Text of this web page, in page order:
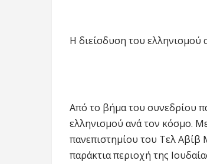
Η διείσδυση του ελληνισμού
Από το βήμα του συνεδρίου
ελληνισμού ανά τον κόσμο.
πανεπιστημίου του Τελ Αβίβ
παράκτια περιοχή της